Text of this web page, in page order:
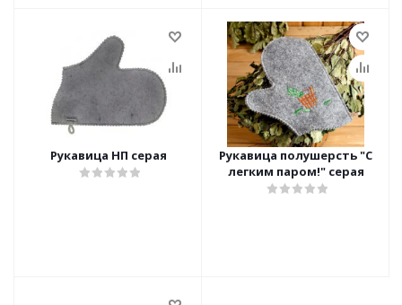
Рукавица НП серая
Рукавица полушерсть "С
легким паром!" серая